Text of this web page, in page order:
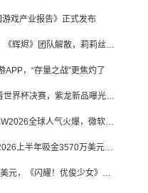
游戏产业报告》正式发布
腾讯曝百亿收购案，《辉烬》团队解散，莉莉丝新作曝光｜陀螺周报
APP，“存量之战”更焦灼了
三七网易Avia放假看世界杯决赛，紫龙新品曝光，米哈游新作上线 | 陀螺周报
暑期档新作扎堆，BW2026全球人气火爆，微软XBOX大裁员|陀螺周报
《皮克敏 Bloom》2026上半年吸金3570万美元，中国台湾成最大市场
出海首年营收超1亿美元，《闪耀！优俊少女》美国市场占比达七成